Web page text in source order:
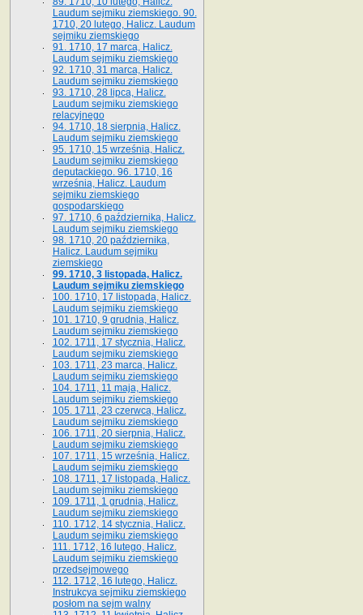
Laudum sejmiku ziemskiego. 90.
1710, 20 lutego, Halicz. Laudum
sejmiku ziemskiego
91. 1710, 17 marca, Halicz.
Laudum sejmiku ziemskiego
92. 1710, 31 marca, Halicz.
Laudum sejmiku ziemskiego
93. 1710, 28 lipca, Halicz.
Laudum sejmiku ziemskiego
relacyjnego
94. 1710, 18 sierpnia, Halicz.
Laudum sejmiku ziemskiego
95. 1710, 15 września, Halicz.
Laudum sejmiku ziemskiego
deputackiego. 96. 1710, 16
września, Halicz. Laudum
sejmiku ziemskiego
gospodarskiego
97. 1710, 6 października, Halicz.
Laudum sejmiku ziemskiego
98. 1710, 20 października,
Halicz. Laudum sejmiku
ziemskiego
99. 1710, 3 listopada, Halicz.
Laudum sejmiku ziemskiego
100. 1710, 17 listopada, Halicz.
Laudum sejmiku ziemskiego
101. 1710, 9 grudnia, Halicz.
Laudum sejmiku ziemskiego
102. 1711, 17 stycznia, Halicz.
Laudum sejmiku ziemskiego
103. 1711, 23 marca, Halicz.
Laudum sejmiku ziemskiego
104. 1711, 11 maja, Halicz.
Laudum sejmiku ziemskiego
105. 1711, 23 czerwca, Halicz.
Laudum sejmiku ziemskiego
106. 1711, 20 sierpnia, Halicz.
Laudum sejmiku ziemskiego
107. 1711, 15 września, Halicz.
Laudum sejmiku ziemskiego
108. 1711, 17 listopada, Halicz.
Laudum sejmiku ziemskiego
109. 1711, 1 grudnia, Halicz.
Laudum sejmiku ziemskiego
110. 1712, 14 stycznia, Halicz.
Laudum sejmiku ziemskiego
111. 1712, 16 lutego, Halicz.
Laudum sejmiku ziemskiego
przedsejmowego
112. 1712, 16 lutego, Halicz.
Instrukcya sejmiku ziemskiego
posłom na sejm walny